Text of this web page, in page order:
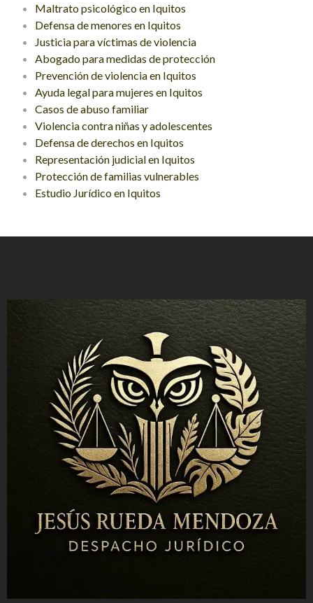
Maltrato psicológico en Iquitos
Defensa de menores en Iquitos
Justicia para víctimas de violencia
Abogado para medidas de protección
Prevención de violencia en Iquitos
Ayuda legal para mujeres en Iquitos
Casos de abuso familiar
Violencia contra niñas y adolescentes
Defensa de derechos en Iquitos
Representación judicial en Iquitos
Protección de familias vulnerables
Estudio Jurídico en Iquitos